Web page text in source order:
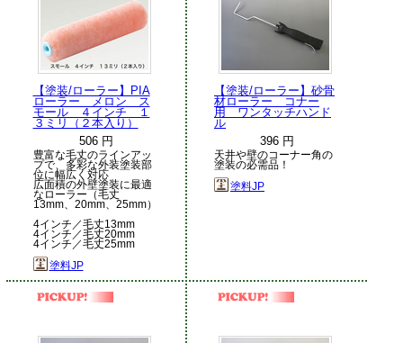
【塗装/ローラー】PIA
ローラー メロン ス
モール ４インチ １
３ミリ（２本入り）
506 円
豊富な毛丈のラインアッ
プで、多彩な外装塗装部
位に幅広く対応
広面積の外壁塗装に最適
なローラー（毛丈
13mm、20mm、25mm）
4インチ／毛丈13mm
4インチ／毛丈20mm
4インチ／毛丈25mm
塗料JP
【塗装/ローラー】砂骨
材ローラー コナー
用 ワンタッチハンド
ル
396 円
天井や壁のコーナー角の
塗装の必需品！
塗料JP